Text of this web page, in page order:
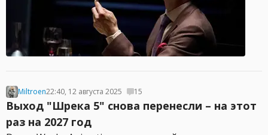
Miltroen22:40, 12 августа 2025 15
Выход "Шрека 5" снова перенесли – на этот
раз на 2027 год